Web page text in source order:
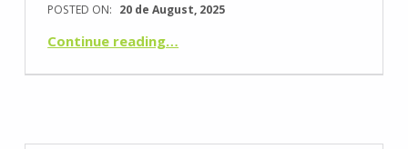
POSTED ON: 20 de August, 2025
Continue reading“REVISTA BUSINESS – TopoRigor 3D Geociências – Entrevista 2025”
…